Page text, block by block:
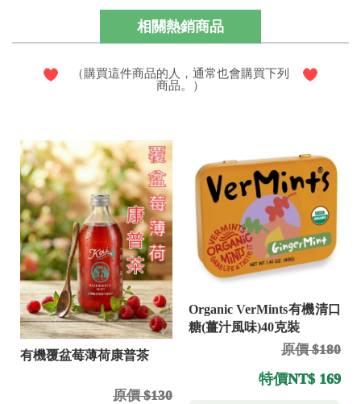
相關熱銷商品
（購買這件商品的人，通常也會購買下列
商品。）
有機覆盆莓薄荷康普茶
原價 $130
Organic VerMints有機清口
糖(薑汁風味)40克裝
原價 $180
特價NT$ 169